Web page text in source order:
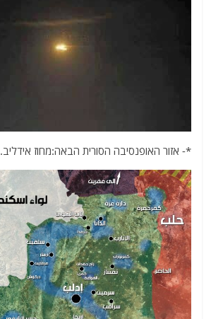
k
*- אזור האופנסיבה הסורית הבאה:מחוז אידליב.